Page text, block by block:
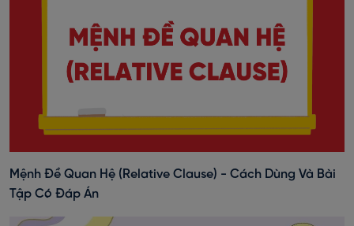
Mệnh Đề Quan Hệ (Relative Clause) - Cách Dùng Và Bài
Tập Có Đáp Án